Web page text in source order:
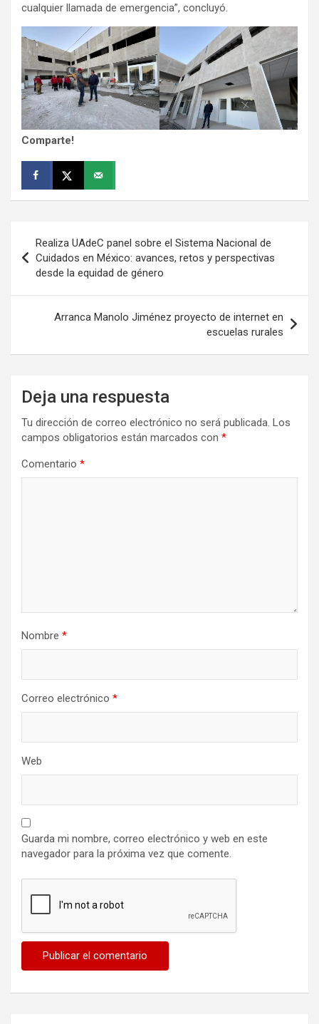
cualquier llamada de emergencia”, concluyó.
Comparte!
de
entradas
Realiza UAdeC panel sobre el Sistema Nacional de
Cuidados en México: avances, retos y perspectivas
desde la equidad de género
Arranca Manolo Jiménez proyecto de internet en
escuelas rurales
Deja una respuesta
Tu dirección de correo electrónico no será publicada. Los
campos obligatorios están marcados con *
Comentario *
Nombre *
Correo electrónico *
Web
Guarda mi nombre, correo electrónico y web en este
navegador para la próxima vez que comente.